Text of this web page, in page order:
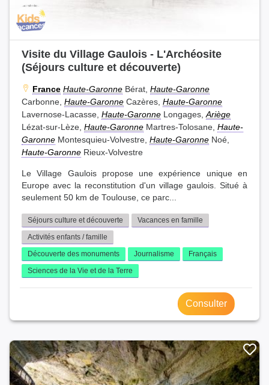
Visite du Village Gaulois - L'Archéosite
(Séjours culture et découverte)
France Haute-Garonne Bérat, Haute-Garonne
Carbonne, Haute-Garonne Cazères, Haute-Garonne
Lavernose-Lacasse, Haute-Garonne Longages, Ariège
Lézat-sur-Lèze, Haute-Garonne Martres-Tolosane, Haute-
Garonne Montesquieu-Volvestre, Haute-Garonne Noé,
Haute-Garonne Rieux-Volvestre
Le Village Gaulois propose une expérience unique en
Europe avec la reconstitution d'un village gaulois. Situé à
seulement 50 km de Toulouse, ce parc...
Séjours culture et découverte
Vacances en famille
Activités enfants / famille
Découverte des monuments
Journalisme
Français
Sciences de la Vie et de la Terre
Consulter